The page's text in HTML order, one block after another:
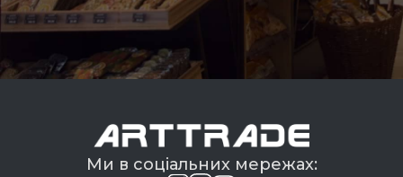
Ми в соціальних мережах: